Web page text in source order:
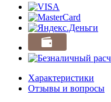
Характеристики
Отзывы и вопросы